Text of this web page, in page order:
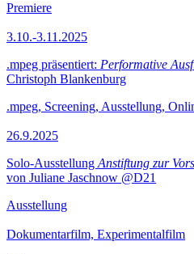
Premiere
3.10.-3.11.2025
.mpeg präsentiert: Performative
Christoph Blankenburg
.mpeg, Screening, Ausstellung,
26.9.2025
Solo-Ausstellung Anstiftung zur
von Juliane Jaschnow @D21
Ausstellung
Dokumentarfilm, Experimentalfilm